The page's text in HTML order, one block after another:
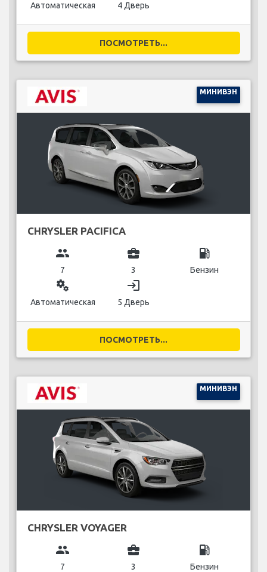
Автоматическая 4 Дверь
ПОСМОТРЕТЬ...
МИНИВЭН
CHRYSLER PACIFICA
group
7
business_center
3
local_gas_station
Бензин
miscellaneous_services
Автоматическая
login
5 Дверь
ПОСМОТРЕТЬ...
МИНИВЭН
CHRYSLER VOYAGER
group
7
business_center
3
local_gas_station
Бензин